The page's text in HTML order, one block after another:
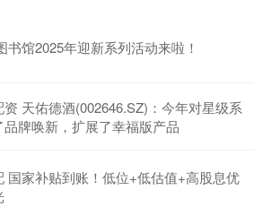
书馆2025年迎新系列活动来啦！
天佑德酒(002646.SZ)：今年对星级系
品牌唤新，扩展了幸福版产品
国家补贴到账！低位+低估值+高股息优